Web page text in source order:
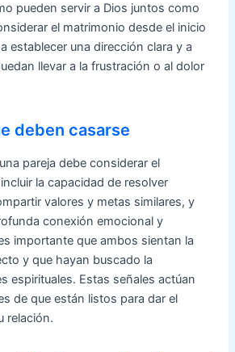
pueden servir a Dios juntos como
el matrimonio desde el inicio
establecer una dirección clara y a
llevar a la frustración o al dolor
deben casarse
pareja debe considerar el
la capacidad de resolver
valores y metas similares, y
conexión emocional y
importante que ambos sientan la
y que hayan buscado la
espirituales. Estas señales actúan
de que están listos para dar el
relación.